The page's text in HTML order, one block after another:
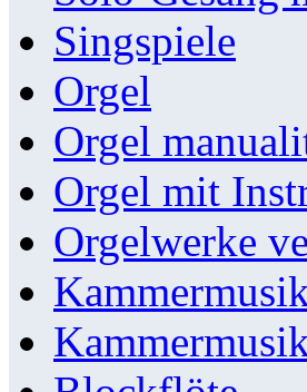
Singspiele
Orgel
Orgel
Orgel mit
Orgelwerke